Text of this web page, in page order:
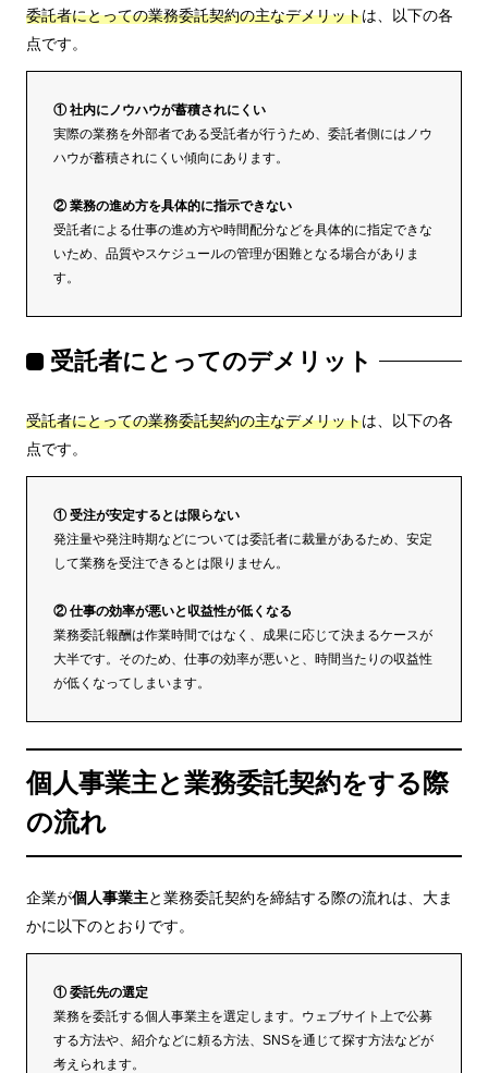
委託者にとっての業務委託契約の主なデメリットは、以下の各
点です。
① 社内にノウハウが蓄積されにくい
実際の業務を外部者である受託者が行うため、委託者側にはノウ
ハウが蓄積されにくい傾向にあります。
② 業務の進め方を具体的に指示できない
受託者による仕事の進め方や時間配分などを具体的に指定できな
いため、品質やスケジュールの管理が困難となる場合がありま
す。
受託者にとってのデメリット
受託者にとっての業務委託契約の主なデメリットは、以下の各
点です。
① 受注が安定するとは限らない
発注量や発注時期などについては委託者に裁量があるため、安定
して業務を受注できるとは限りません。
② 仕事の効率が悪いと収益性が低くなる
業務委託報酬は作業時間ではなく、成果に応じて決まるケースが
大半です。そのため、仕事の効率が悪いと、時間当たりの収益性
が低くなってしまいます。
個人事業主と業務委託契約をする際
の流れ
企業が個人事業主と業務委託契約を締結する際の流れは、大ま
かに以下のとおりです。
① 委託先の選定
業務を委託する個人事業主を選定します。ウェブサイト上で公募
する方法や、紹介などに頼る方法、SNSを通じて探す方法などが
考えられます。